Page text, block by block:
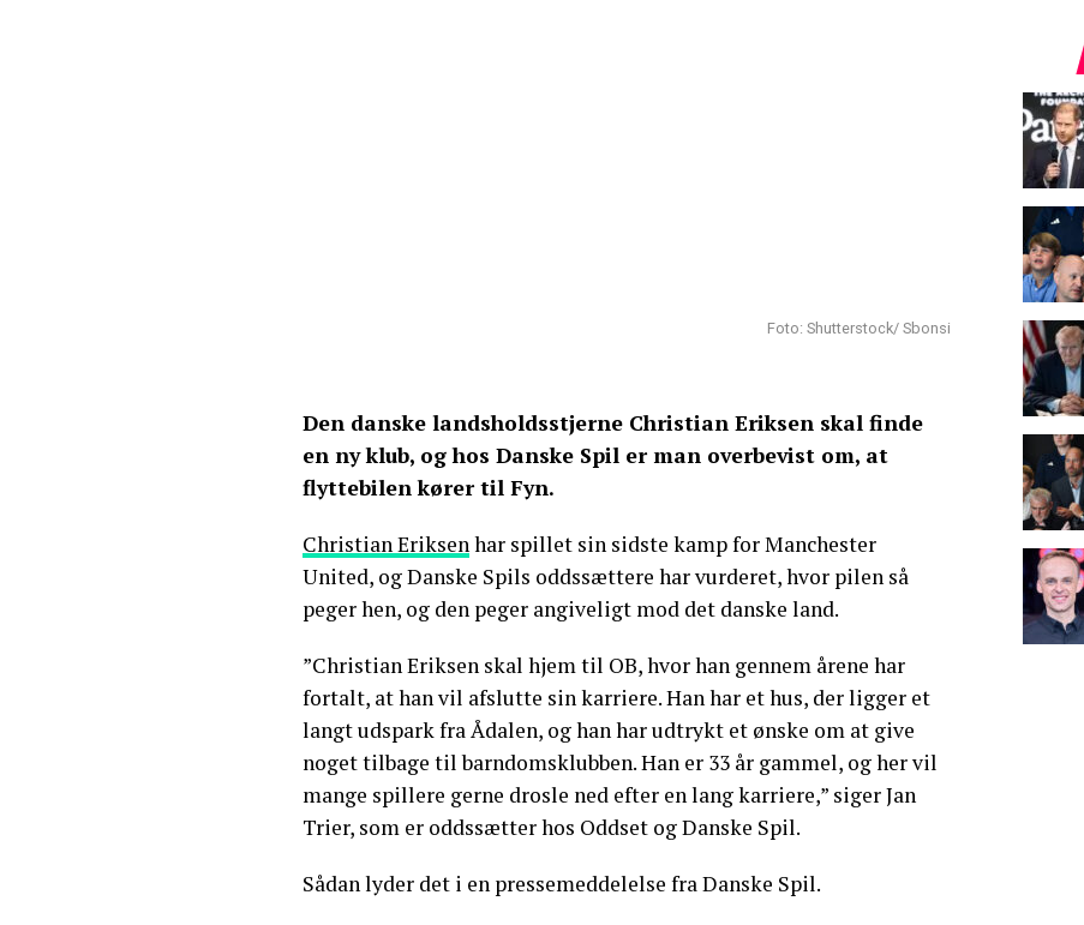
Foto: Shutterstock/ Sbonsi
Den danske landsholdsstjerne Christian Eriksen skal finde
en ny klub, og hos Danske Spil er man overbevist om, at
flyttebilen kører til Fyn.
Christian Eriksenhar spillet sin sidste kamp for Manchester
United, og Danske Spils oddssættere har vurderet, hvor pilen så
peger hen, og den peger angiveligt mod det danske land.
”Christian Eriksen skal hjem til OB, hvor han gennem årene har
fortalt, at han vil afslutte sin karriere. Han har et hus, der ligger et
langt udspark fra Ådalen, og han har udtrykt et ønske om at give
noget tilbage til barndomsklubben. Han er 33 år gammel, og her vil
mange spillere gerne drosle ned efter en lang karriere,” siger Jan
Trier, som er oddssætter hos Oddset og Danske Spil.
Sådan lyder det i en pressemeddelelse fra Danske Spil.